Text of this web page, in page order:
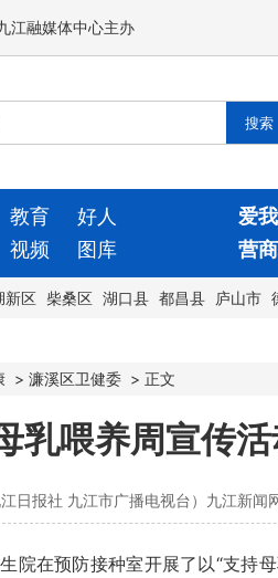
江融媒体中心主办
教育 好人 爱
视频 图库 营
新区 柴桑区 湖口县 都昌县 庐山市
> 濂溪区卫健委 > 正文
乳喂养周宣传
日报社 九江市广播电视台）九江新闻
院在预防接种室开展了以“支持